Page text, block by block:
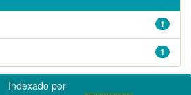
1
1
Indexado por